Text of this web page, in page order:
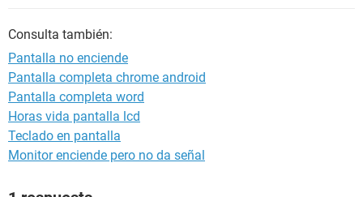
Consulta también:
Pantalla no enciende
Pantalla completa chrome android
Pantalla completa word
Horas vida pantalla lcd
Teclado en pantalla
Monitor enciende pero no da señal